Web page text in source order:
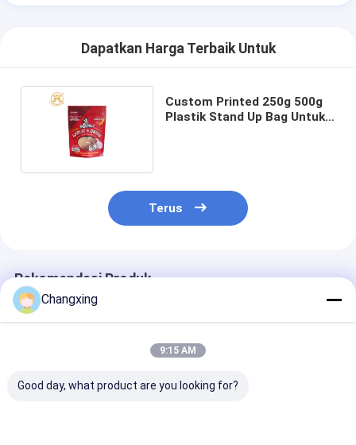
Dapatkan Harga Terbaik Untuk
Custom Printed 250g 500g
Plastik Stand Up Bag Untuk
Terus
Rekomendasi Produk
Changxing
9:15 AM
Good day, what product are you looking for?